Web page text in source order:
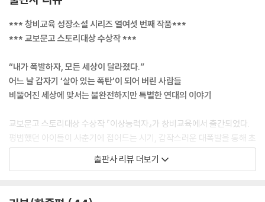
“내가 기억할게.
--- p.76
실은 나도 어제까지는 비슷하게 생각했었다. 엄마가 인터뷰 영상에서 초능
력자들이 통제자를 어떻게 받아들이면 좋을지 답하는 말을 듣기 전까지는.
“그저 초능력을 쓸 때 도움이 필요한 것뿐이잖아. 모르는 게 있으면 선생님
건 부족하다는 뜻이 아니래. 도움받는 걸 부끄럽게 여기고 밀어내는 순간
진짜 부족해지는 거랬어.”
--- p.146~147
아니, 아직 안 끝났어. 코트의 주인을 노려보며 이를 악 물었다. 나한테도
*** 창비교육 성장소설 시리즈 열여섯 번째 작품***
*** 교보문고 스토리대상 수상작 ***
“내가 폭발하자, 모든 세상이 달라졌다.”
어느 날 갑자기 ‘살아 있는 폭탄’이 되어 버린 사람들
비뚤어진 세상에 맞서는 불완전하지만 특별한 연대의 이야기
교보문고 스토리대상 수상작 『이상능력자』가 창비교육에서 출간되었다.
평범했던 아이들이 사춘기에 접어드는 시기, 갑작스러운 대폭발을 통해 초
능력자가 되는 세계를 배경으로, 17세 히어로들이 차별과 편견으로 뒤덮
인 현실의 이면에 숨겨진 진실을 추적해가는 이야기가 숨 가쁘게 펼쳐진
출판사 리뷰 더보기